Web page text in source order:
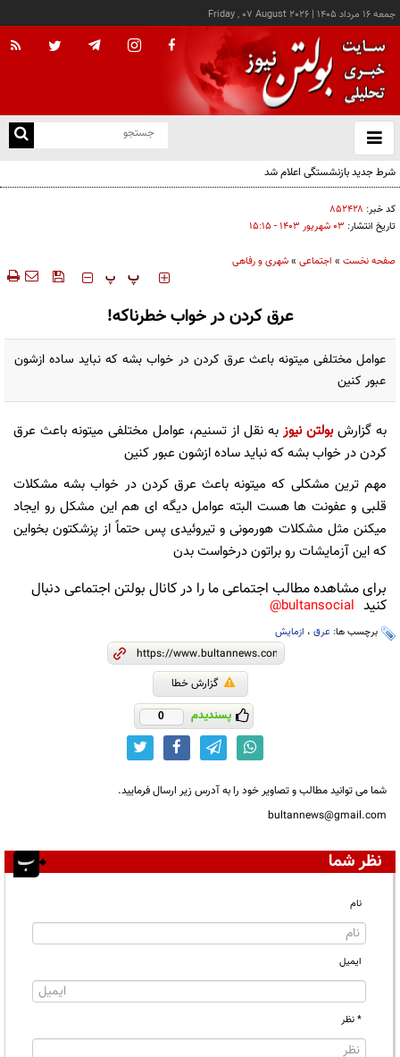
جمعه ۱۶ مرداد ۱۴۰۵ |
Friday , 07 August 2026
باز
و
شرط جدید بازنشستگی اعلام شد
کد خبر: ۸۵۲۴۲۸
تاریخ انتشار: ۰۳ شهريور ۱۴۰۳ - ۱۵:۱۵
صفحه نخست » اجتماعی »شهری و رفاهی
‍‍‍ پ پ
عرق کردن در خواب خطرناکه!
عوامل مختلفی میتونه باعث عرق کردن در خواب بشه که نباید ساده ازشون
عبور کنین
به گزارشبولتن نیوز به نقل از تسنیم، عوامل مختلفی میتونه باعث عرق
کردن در خواب بشه که نباید ساده ازشون عبور کنین
مهم ترین مشکلی که میتونه باعث عرق کردن در خواب بشه مشکلات
قلبی و عفونت ها هست البته عوامل دیگه ای هم این مشکل رو ایجاد
میکنن مثل مشکلات هورمونی و تیروئیدی پس حتماً از پزشکتون بخواین
که این آزمایشات رو براتون درخواست بدن
برای مشاهده مطالب اجتماعی ما را در کانال بولتن اجتماعی دنبال
کنید bultansocial@
برچسب ها: عرق ، ازمایش
گزارش خطا
پسندیدم 0
شما می توانید مطالب و تصاویر خود را به آدرس زیر ارسال فرمایید.
bultannews@gmail.com
نظر شما
نام
ایمیل
* نظر